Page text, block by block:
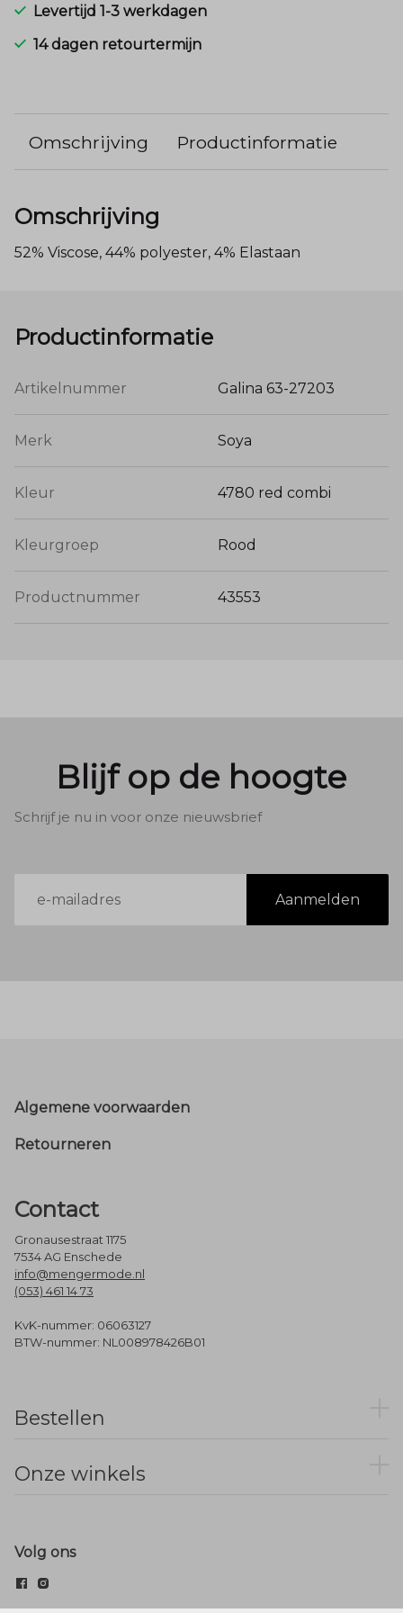
Levertijd 1-3 werkdagen
14 dagen retourtermijn
Omschrijving Productinformatie
Omschrijving
52% Viscose, 44% polyester, 4% Elastaan
Productinformatie
Artikelnummer Galina 63-27203
Merk Soya
Kleur 4780 red combi
Kleurgroep Rood
Productnummer 43553
Blijf op de hoogte
Schrijf je nu in voor onze nieuwsbrief
mailadres
Aanmelden
Footer
Algemene voorwaarden
Retourneren
Contact
Gronausestraat 1175
7534 AG Enschede
info@mengermode.nl
(053) 461 14 73
KvK-nummer: 06063127
BTW-nummer: NL008978426B01
Bestellen
Onze winkels
Volg ons